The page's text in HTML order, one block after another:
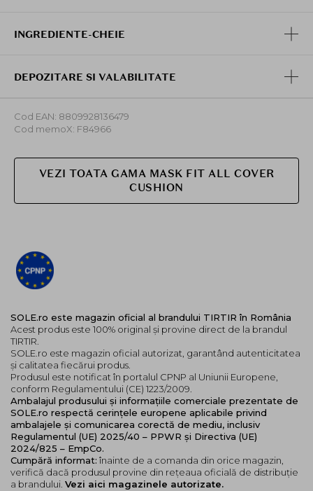
INGREDIENTE-CHEIE
DEPOZITARE SI VALABILITATE
Cod EAN: 8809928136479
Cod memoX: F84966
VEZI TOATA GAMA MASK FIT ALL COVER
CUSHION
SOLE.ro este magazin oficial al brandului TIRTIR în România
Acest produs este 100% original și provine direct de la brandul
TIRTIR.
SOLE.ro este magazin oficial autorizat, garantând autenticitatea
și calitatea fiecărui produs.
Produsul este notificat în portalul CPNP al Uniunii Europene,
conform Regulamentului (CE) 1223/2009.
Ambalajul produsului și informațiile comerciale prezentate de
SOLE.ro respectă cerințele europene aplicabile privind
ambalajele și comunicarea corectă de mediu, inclusiv
Regulamentul (UE) 2025/40 – PPWR și Directiva (UE)
2024/825 – EmpCo.
Cumpără informat: înainte de a comanda din orice magazin,
verifică dacă produsul provine din rețeaua oficială de distribuție
a brandului. Vezi aici magazinele autorizate.